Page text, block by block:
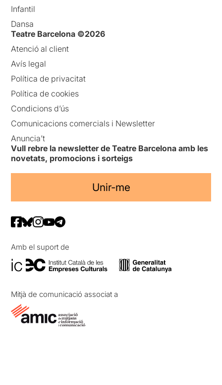
Infantil
Dansa
Teatre Barcelona ©2026
Atenció al client
Avís legal
Política de privacitat
Política de cookies
Condicions d’ús
Comunicacions comercials i Newsletter
Anuncia’t
Vull rebre la newsletter de Teatre Barcelona amb les
novetats, promocions i sorteigs
Unir-me
Amb el suport de
Mitjà de comunicació associat a